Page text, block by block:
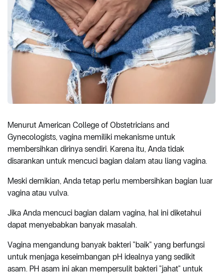
Menurut American College of Obstetricians and
Gynecologists, vagina memiliki mekanisme untuk
membersihkan dirinya sendiri. Karena itu, Anda tidak
disarankan untuk mencuci bagian dalam atau liang vagina.
Meski demikian, Anda tetap perlu membersihkan bagian luar
vagina atau vulva.
Jika Anda mencuci bagian dalam vagina, hal ini diketahui
dapat menyebabkan banyak masalah.
Vagina mengandung banyak bakteri "baik" yang berfungsi
untuk menjaga keseimbangan pH idealnya yang sedikit
asam. PH asam ini akan mempersulit bakteri "jahat" untuk